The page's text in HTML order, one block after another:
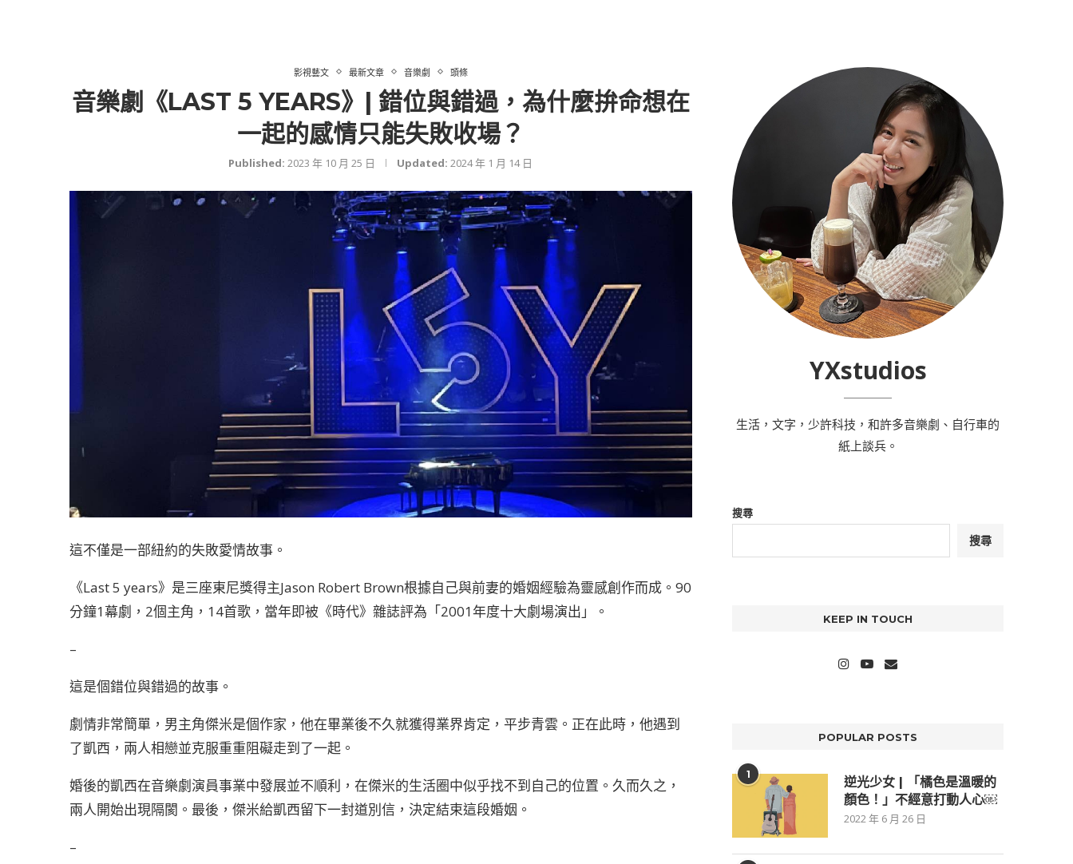
影視藝文 最新文章 音樂劇 頭條
音樂劇《LAST 5 YEARS》| 錯位與錯過，為什麼拚命想在
一起的感情只能失敗收場？
Published: 2023 年 10 月 25 日 Updated: 2024 年 1 月 14 日
這不僅是一部紐約的失敗愛情故事。
《Last 5 years》是三座東尼獎得主Jason Robert Brown根據自己與前妻的婚姻經驗為靈感創作而成。90
分鐘1幕劇，2個主角，14首歌，當年即被《時代》雜誌評為「2001年度十大劇場演出」。
–
這是個錯位與錯過的故事。
劇情非常簡單，男主角傑米是個作家，他在畢業後不久就獲得業界肯定，平步青雲。正在此時，他遇到
了凱西，兩人相戀並克服重重阻礙走到了一起。
婚後的凱西在音樂劇演員事業中發展並不順利，在傑米的生活圈中似乎找不到自己的位置。久而久之，
兩人開始出現隔閡。最後，傑米給凱西留下一封道別信，決定結束這段婚姻。
–
YXstudios
生活，文字，少許科技，和許多音樂劇、自行車的
紙上談兵。
搜尋
搜尋
KEEP IN TOUCH
POPULAR POSTS
1
逆光少女 | 「橘色是溫暖的
顏色！」不經意打動人心￼
2022 年 6 月 26 日